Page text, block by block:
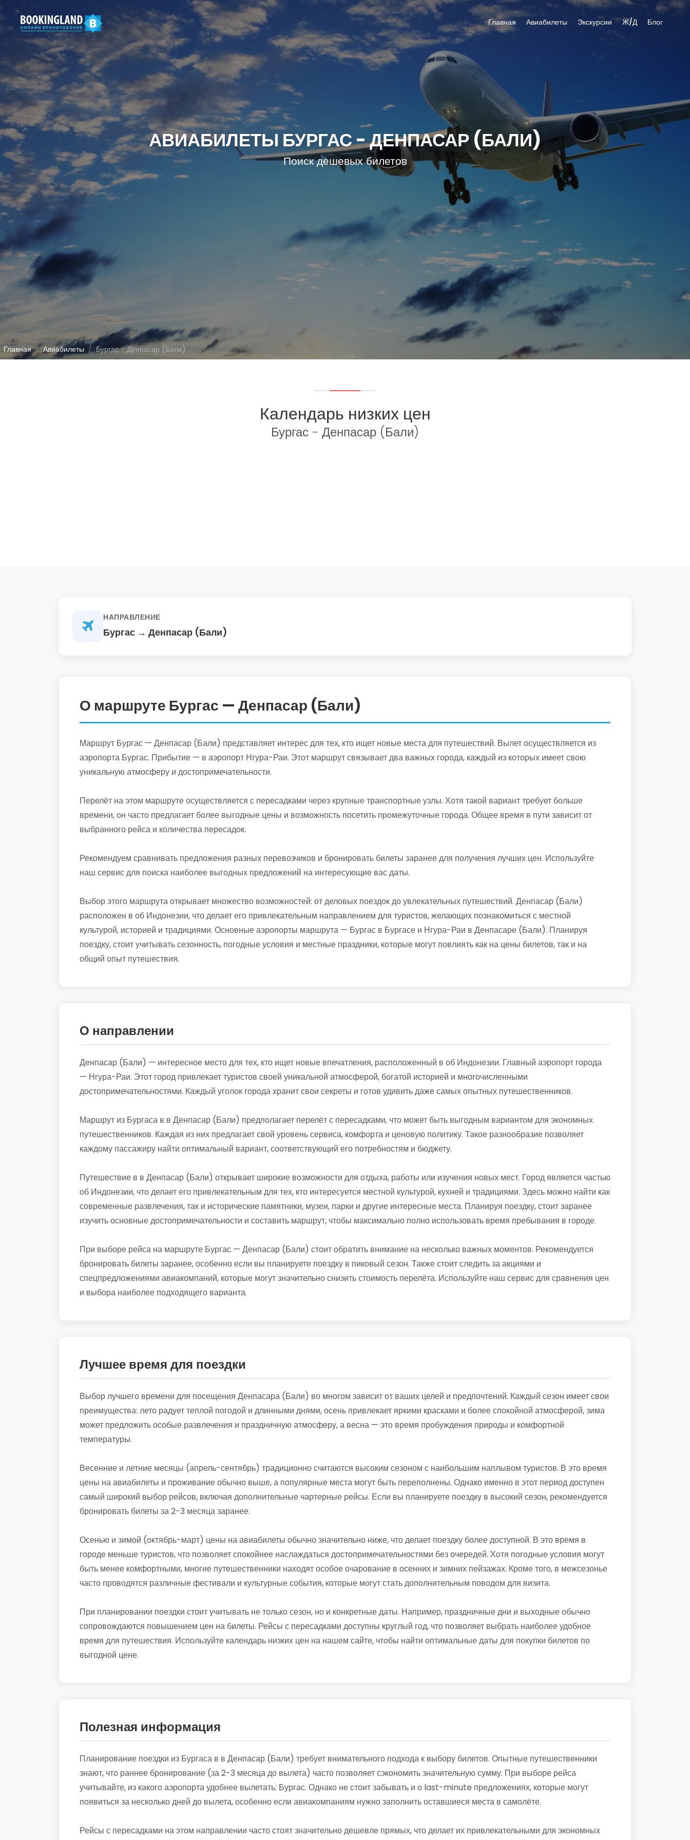
Главная Авиабилеты Экскурсии Ж/Д Блог
АВИАБИЛЕТЫ БУРГАС - ДЕНПАСАР (БАЛИ)
Поиск дешевых билетов
Главная Авиабилеты Бургас - Денпасар (Бали)
Календарь низких цен
Бургас - Денпасар (Бали)
НАПРАВЛЕНИЕ
Бургас → Денпасар (Бали)
О маршруте Бургас — Денпасар (Бали)
Маршрут Бургас — Денпасар (Бали) представляет интерес для тех, кто ищет новые места для путешествий. Вылет осуществляется из
аэропорта Бургас. Прибытие — в аэропорт Нгура-Раи. Этот маршрут связывает два важных города, каждый из которых имеет свою
уникальную атмосферу и достопримечательности.
Перелёт на этом маршруте осуществляется с пересадками через крупные транспортные узлы. Хотя такой вариант требует больше
времени, он часто предлагает более выгодные цены и возможность посетить промежуточные города. Общее время в пути зависит от
выбранного рейса и количества пересадок.
Рекомендуем сравнивать предложения разных перевозчиков и бронировать билеты заранее для получения лучших цен. Используйте
наш сервис для поиска наиболее выгодных предложений на интересующие вас даты.
Выбор этого маршрута открывает множество возможностей: от деловых поездок до увлекательных путешествий. Денпасар (Бали)
расположен в об Индонезии, что делает его привлекательным направлением для туристов, желающих познакомиться с местной
культурой, историей и традициями. Основные аэропорты маршрута — Бургас в Бургасе и Нгура-Раи в Денпасаре (Бали). Планируя
поездку, стоит учитывать сезонность, погодные условия и местные праздники, которые могут повлиять как на цены билетов, так и на
общий опыт путешествия.
О направлении
Денпасар (Бали) — интересное место для тех, кто ищет новые впечатления, расположенный в об Индонезии. Главный аэропорт города
— Нгура-Раи. Этот город привлекает туристов своей уникальной атмосферой, богатой историей и многочисленными
достопримечательностями. Каждый уголок города хранит свои секреты и готов удивить даже самых опытных путешественников.
Маршрут из Бургаса в в Денпасар (Бали) предполагает перелёт с пересадками, что может быть выгодным вариантом для экономных
путешественников. Каждая из них предлагает свой уровень сервиса, комфорта и ценовую политику. Такое разнообразие позволяет
каждому пассажиру найти оптимальный вариант, соответствующий его потребностям и бюджету.
Путешествие в в Денпасар (Бали) открывает широкие возможности для отдыха, работы или изучения новых мест. Город является частью
об Индонезии, что делает его привлекательным для тех, кто интересуется местной культурой, кухней и традициями. Здесь можно найти как
современные развлечения, так и исторические памятники, музеи, парки и другие интересные места. Планируя поездку, стоит заранее
изучить основные достопримечательности и составить маршрут, чтобы максимально полно использовать время пребывания в городе.
При выборе рейса на маршруте Бургас — Денпасар (Бали) стоит обратить внимание на несколько важных моментов. Рекомендуется
бронировать билеты заранее, особенно если вы планируете поездку в пиковый сезон. Также стоит следить за акциями и
спецпредложениями авиакомпаний, которые могут значительно снизить стоимость перелёта. Используйте наш сервис для сравнения цен
и выбора наиболее подходящего варианта.
Лучшее время для поездки
Выбор лучшего времени для посещения Денпасара (Бали) во многом зависит от ваших целей и предпочтений. Каждый сезон имеет свои
преимущества: лето радует теплой погодой и длинными днями, осень привлекает яркими красками и более спокойной атмосферой, зима
может предложить особые развлечения и праздничную атмосферу, а весна — это время пробуждения природы и комфортной
температуры.
Весенние и летние месяцы (апрель-сентябрь) традиционно считаются высоким сезоном с наибольшим наплывом туристов. В это время
цены на авиабилеты и проживание обычно выше, а популярные места могут быть переполнены. Однако именно в этот период доступен
самый широкий выбор рейсов, включая дополнительные чартерные рейсы. Если вы планируете поездку в высокий сезон, рекомендуется
бронировать билеты за 2-3 месяца заранее.
Осенью и зимой (октябрь-март) цены на авиабилеты обычно значительно ниже, что делает поездку более доступной. В это время в
городе меньше туристов, что позволяет спокойнее наслаждаться достопримечательностями без очередей. Хотя погодные условия могут
быть менее комфортными, многие путешественники находят особое очарование в осенних и зимних пейзажах. Кроме того, в межсезонье
часто проводятся различные фестивали и культурные события, которые могут стать дополнительным поводом для визита.
При планировании поездки стоит учитывать не только сезон, но и конкретные даты. Например, праздничные дни и выходные обычно
сопровождаются повышением цен на билеты. Рейсы с пересадками доступны круглый год, что позволяет выбрать наиболее удобное
время для путешествия. Используйте календарь низких цен на нашем сайте, чтобы найти оптимальные даты для покупки билетов по
выгодной цене.
Полезная информация
Планирование поездки из Бургаса в в Денпасар (Бали) требует внимательного подхода к выбору билетов. Опытные путешественники
знают, что раннее бронирование (за 2-3 месяца до вылета) часто позволяет сэкономить значительную сумму. При выборе рейса
учитывайте, из какого аэропорта удобнее вылетать: Бургас. Однако не стоит забывать и о last-minute предложениях, которые могут
появиться за несколько дней до вылета, особенно если авиакомпаниям нужно заполнить оставшиеся места в самолёте.
Рейсы с пересадками на этом направлении часто стоят значительно дешевле прямых, что делает их привлекательными для экономных